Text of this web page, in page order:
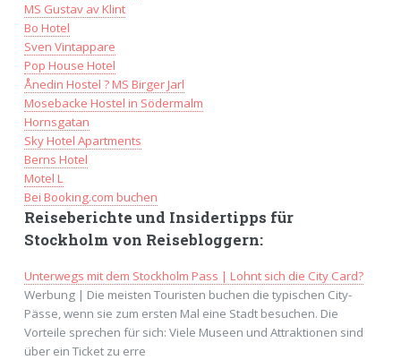
MS Gustav av Klint
Bo Hotel
Sven Vintappare
Pop House Hotel
Ånedin Hostel ? MS Birger Jarl
Mosebacke Hostel in Södermalm
Hornsgatan
Sky Hotel Apartments
Berns Hotel
Motel L
Bei Booking.com buchen
Reiseberichte und Insidertipps für
Stockholm von Reisebloggern:
Unterwegs mit dem Stockholm Pass | Lohnt sich die City Card?
Werbung | Die meisten Touristen buchen die typischen City-
Pässe, wenn sie zum ersten Mal eine Stadt besuchen. Die
Vorteile sprechen für sich: Viele Museen und Attraktionen sind
über ein Ticket zu erre